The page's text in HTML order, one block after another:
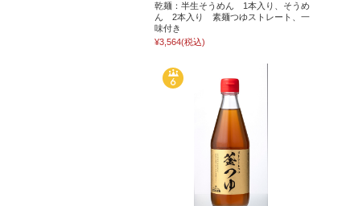
乾麺：半生そうめん 1本入り、そうめ
ん 2本入り 素麺つゆストレート、一
味付き
¥3,564(税込)